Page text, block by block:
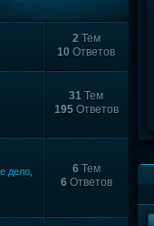
2Тем
10 Ответов
31 Тем
195Ответов
дело 6Тем
6Ответов